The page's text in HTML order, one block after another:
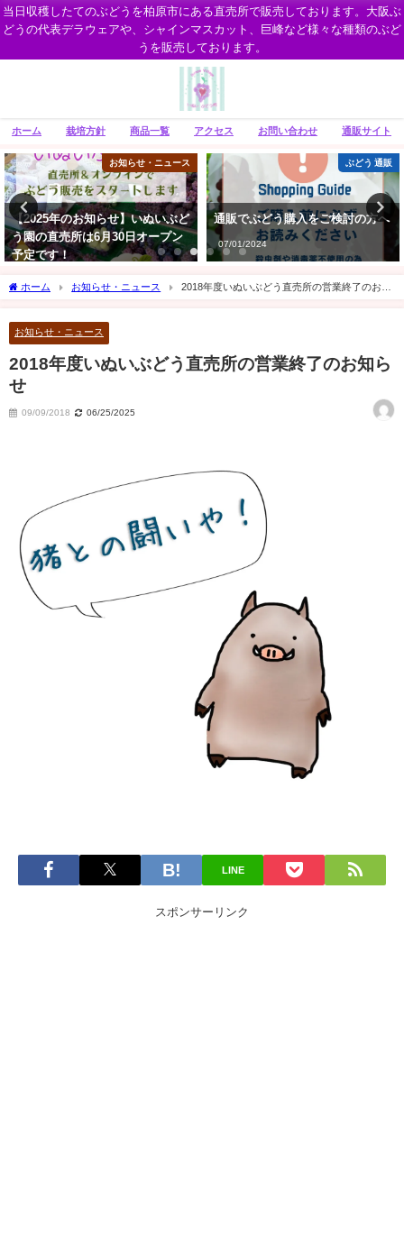
当日収穫したてのぶどうを柏原市にある直売所で販売しております。大阪ぶ
どうの代表デラウェアや、シャインマスカット、巨峰など様々な種類のぶど
うを販売しております。
ホーム 栽培方針 商品一覧 アクセス お問い合わせ 通販サイト
お知らせ・ニュース
【2025年のお知らせ】いぬいぶど
う園の直売所は6月30日オープン
予定です！
ぶどう 通販
通販でぶどう購入をご検討の方へ
07/01/2024
ホーム お知らせ・ニュース
2018年度いぬいぶどう直売所の営業終了のお知
お知らせ・ニュース
2018年度いぬいぶどう直売所の営業終了のお知ら
せ
09/09/2018 06/25/2025
LINE
スポンサーリンク